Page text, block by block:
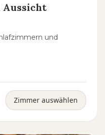
Aussicht
und
Zimmer auswählen